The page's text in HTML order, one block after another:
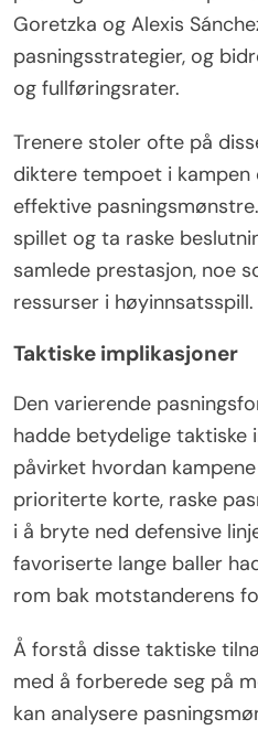
Goretzka og Alexis
pasningsstrategier, og
og fullføringsrater.
Trenere stoler ofte på
diktere tempoet i
effektive
spillet og ta raske
samlede prestasjon, noe
ressurser i høyinnsatsspill.
Taktiske implikasjoner
Den varierende
hadde betydelige taktiske
påvirket hvordan
prioriterte korte, raske
i å bryte ned defensive
favoriserte lange baller
rom bak motstanderens
Å forstå disse taktiske
med å forberede seg på
kan analysere